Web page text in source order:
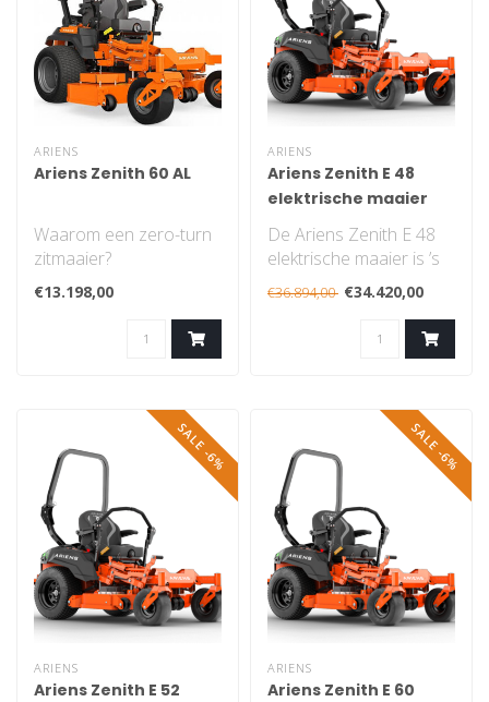
ARIENS
Ariens Zenith 60 AL
Waarom een zero-turn
zitmaaier?
De Ariens Zenith serie
staat garant voor
€13.198,00
ARIENS
Ariens Zenith E 48
elektrische maaier
De Ariens Zenith E 48
elektrische maaier is ’s
werelds eerste
professionele zi..
€36.894,00 €34.420,00
SALE -6%
ARIENS
Ariens Zenith E 52
SALE -6%
ARIENS
Ariens Zenith E 60